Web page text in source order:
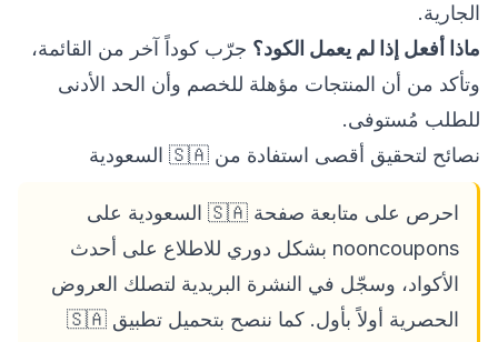
الجارية.
ماذا أفعل إذا لم يعمل الكود؟ جرّب كوداً آخر من القائمة،
وتأكد من أن المنتجات مؤهلة للخصم وأن الحد الأدنى
للطلب مُستوفى.
نصائح لتحقيق أقصى استفادة من 🇸🇦 السعودية
احرص على متابعة صفحة 🇸🇦 السعودية على
nooncoupons بشكل دوري للاطلاع على أحدث
الأكواد، وسجّل في النشرة البريدية لتصلك العروض
الحصرية أولاً بأول. كما ننصح بتحميل تطبيق 🇸🇦